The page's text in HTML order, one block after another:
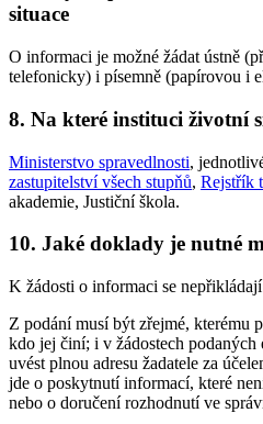
situace
O informaci je možné žádat ústně
telefonicky) i písemně (papírovou i
8. Na které instituci životní
Ministerstvo spravedlnosti,
zastupitelství všech stupňů, Rejstřík
akademie, Justiční škola.
10. Jaké doklady je nutné
K žádosti o informaci se
Z podání musí být zřejmé, kterému
kdo jej činí; i v žádostech
uvést plnou adresu žadatele za
jde o poskytnutí informací, které
nebo o doručení rozhodnutí ve